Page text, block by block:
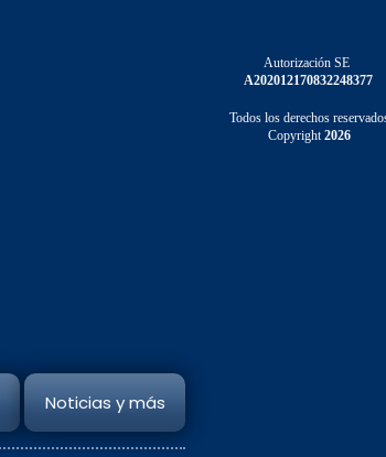
Autorización SE
A202012170832248377
Todos los derechos
Copyright2026
Noticias y más